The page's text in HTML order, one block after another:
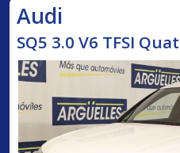
Audi
SQ5 3.0 V6 TFSI